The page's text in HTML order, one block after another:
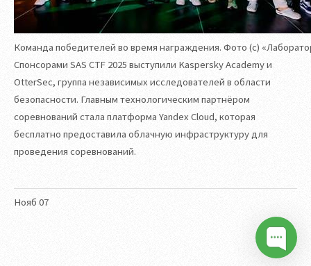
Нояб 07
Команда победителей во время награждения. Фото (с)
Спонсорами SAS CTF 2025 выступили Kaspersky Academy и
OtterSec, группа независимых исследователей в области
безопасности. Главным технологическим партнёром
соревнований стала платформа Yandex Cloud, которая
бесплатно предоставила облачную инфраструктуру для
проведения соревнований.